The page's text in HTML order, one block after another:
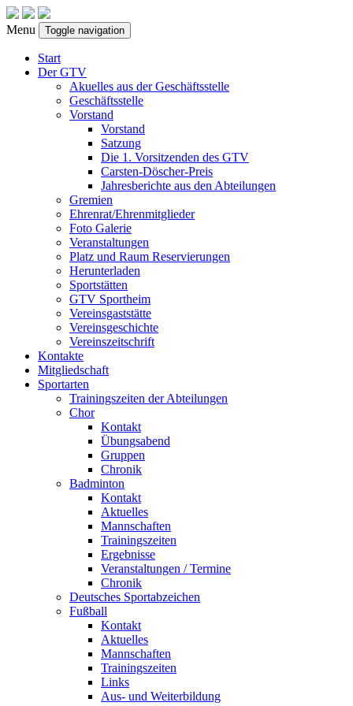
Menu Toggle navigation
Start
Der GTV
Akuelles aus der Geschäftsstelle
Geschäftsstelle
Vorstand
Vorstand
Satzung
Die 1. Vorsitzenden des GTV
Carsten-Döscher-Preis
Jahresberichte aus den Abteilungen
Gremien
Ehrenrat/Ehrenmitglieder
Foto Galerie
Veranstaltungen
Platz und Raum Reservierungen
Herunterladen
Sportstätten
GTV Sportheim
Vereinsgaststätte
Vereinsgeschichte
Vereinszeitschrift
Kontakte
Mitgliedschaft
Sportarten
Trainingszeiten der Abteilungen
Chor
Kontakt
Übungsabend
Gruppen
Chronik
Badminton
Kontakt
Aktuelles
Mannschaften
Trainingszeiten
Ergebnisse
Veranstaltungen / Termine
Chronik
Deutsches Sportabzeichen
Fußball
Kontakt
Aktuelles
Mannschaften
Trainingszeiten
Links
Aus- und Weiterbildung